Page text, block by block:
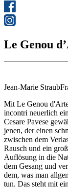
Le Genou
Jean-Marie Straub
Mit Le Genou
incontri neuerlich
Cesare Pavese
jenen, der einen
zwischen dem
Rausch und ein
Auflösung in die
dem Gesang und
dem, was man
tun. Das steht mit